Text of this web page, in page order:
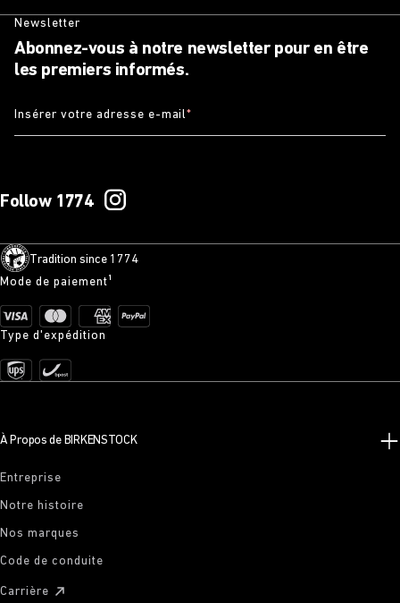
Newsletter
Abonnez-vous à notre newsletter pour en être
les premiers informés.
Insérer votre adresse e-mail*
Follow 1774
Tradition since 1774
Mode de paiement¹
Type d'expédition
À Propos de BIRKENSTOCK
Entreprise
Notre histoire
Nos marques
Code de conduite
Carrière